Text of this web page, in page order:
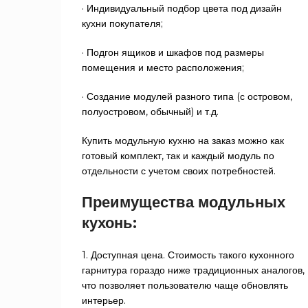
· Индивидуальный подбор цвета под дизайн
кухни покупателя;
· Подгон ящиков и шкафов под размеры
помещения и место расположения;
· Создание модулей разного типа (с островом,
полуостровом, обычный) и т.д.
Купить модульную кухню на заказ можно как
готовый комплект, так и каждый модуль по
отдельности с учетом своих потребностей.
Преимущества модульных
кухонь:
1. Доступная цена. Стоимость такого кухонного
гарнитура гораздо ниже традиционных аналогов,
что позволяет пользователю чаще обновлять
интерьер.